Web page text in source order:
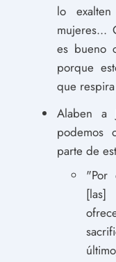
lo
mujeres...
es bueno
porque
que
Alaben a
podemos
parte de
"Por